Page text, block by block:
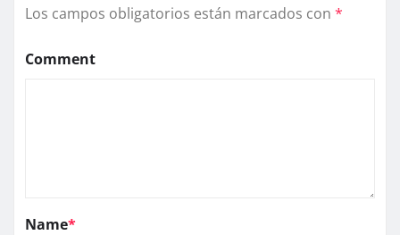
Los campos obligatorios están marcados con *
Comment
Name*